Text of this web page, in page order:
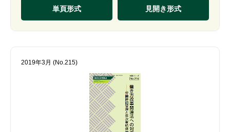
単頁形式 見開き形式
2019年3月 (No.215)